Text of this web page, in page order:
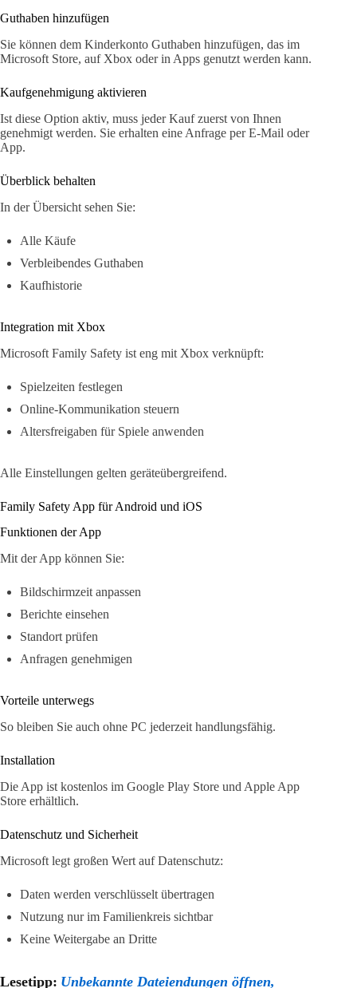
Guthaben hinzufügen
Sie können dem Kinderkonto Guthaben hinzufügen, das im
Microsoft Store, auf Xbox oder in Apps genutzt werden kann.
Kaufgenehmigung aktivieren
Ist diese Option aktiv, muss jeder Kauf zuerst von Ihnen
genehmigt werden. Sie erhalten eine Anfrage per E-Mail oder
App.
Überblick behalten
In der Übersicht sehen Sie:
Alle Käufe
Verbleibendes Guthaben
Kaufhistorie
Integration mit Xbox
Microsoft Family Safety ist eng mit Xbox verknüpft:
Spielzeiten festlegen
Online-Kommunikation steuern
Altersfreigaben für Spiele anwenden
Alle Einstellungen gelten geräteübergreifend.
Family Safety App für Android und iOS
Funktionen der App
Mit der App können Sie:
Bildschirmzeit anpassen
Berichte einsehen
Standort prüfen
Anfragen genehmigen
Vorteile unterwegs
So bleiben Sie auch ohne PC jederzeit handlungsfähig.
Installation
Die App ist kostenlos im Google Play Store und Apple App
Store erhältlich.
Datenschutz und Sicherheit
Microsoft legt großen Wert auf Datenschutz:
Daten werden verschlüsselt übertragen
Nutzung nur im Familienkreis sichtbar
Keine Weitergabe an Dritte
Lesetipp: Unbekannte Dateiendungen öffnen,